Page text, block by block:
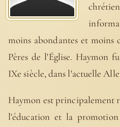
moins abondantes et moins
Pères de l'Église. Haymon
IXe siècle, dans l'actuelle
Haymon est principalement
l'éducation et la